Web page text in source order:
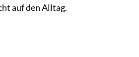
auf den Alltag.